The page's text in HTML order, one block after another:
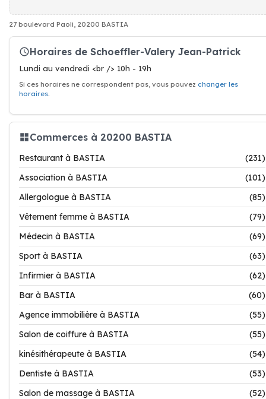
27 boulevard Paoli, 20200 BASTIA
Horaires de Schoeffler-Valery Jean-Patrick
Lundi au vendredi <br /> 10h - 19h
Si ces horaires ne correspondent pas, vous pouvez changer les
horaires.
Commerces à 20200 BASTIA
Restaurant à BASTIA
(231)
Association à BASTIA
(101)
Allergologue à BASTIA
(85)
Vêtement femme à BASTIA
(79)
Médecin à BASTIA
(69)
Sport à BASTIA
(63)
Infirmier à BASTIA
(62)
Bar à BASTIA
(60)
Agence immobilière à BASTIA
(55)
Salon de coiffure à BASTIA
(55)
kinésithérapeute à BASTIA
(54)
Dentiste à BASTIA
(53)
Salon de massage à BASTIA
(52)